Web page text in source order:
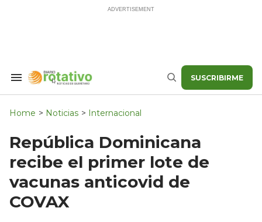
Search
Navigation
Buscar SUSCRIBIRME
Home > Noticias > Internacional
República Dominicana
recibe el primer lote de
vacunas anticovid de
COVAX